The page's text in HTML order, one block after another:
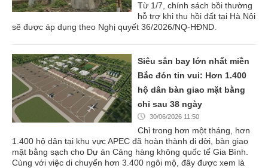
Từ 1/7, chính sách bồi thường
hỗ trợ khi thu hồi đất tại Hà Nội
sẽ được áp dụng theo Nghị quyết 36/2026/NQ-HĐND.
Siêu sân bay lớn nhất miền
Bắc đón tin vui: Hơn 1.400
hộ dân bàn giao mặt bằng
chỉ sau 38 ngày
30/06/2026 11:50
Chỉ trong hơn một tháng, hơn
1.400 hộ dân tại khu vực APEC đã hoàn thành di dời, bàn giao
mặt bằng sạch cho Dự án Cảng hàng không quốc tế Gia Bình.
Cùng với việc di chuyển hơn 3.400 ngôi mộ, đây được xem là